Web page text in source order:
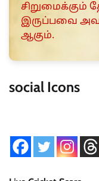
சிறுமைக்கும்
இருப்பவை
ஆகும்.
social Icons